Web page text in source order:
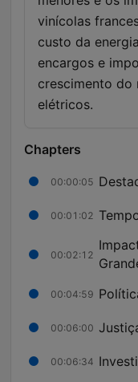
vinícolas
custo da
encargos e
crescimento do
elétricos.
Chapters
00:00:05
00:01:02
00:02:12
00:04:59
00:06:00
00:06:34